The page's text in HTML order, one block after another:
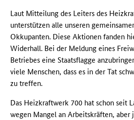
Laut Mitteilung des Leiters des
unterstützen alle unseren
Okkupanten. Diese Aktionen fanden
Widerhall. Bei der Meldung eines
Betriebes eine Staatsflagge
viele Menschen, dass es in der Tat
zu treffen.
Das Heizkraftwerk 700 hat schon seit
wegen Mangel an Arbeitskräften, aber